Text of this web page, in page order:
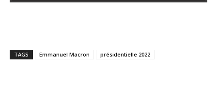
TAGS Emmanuel Macron présidentielle 2022